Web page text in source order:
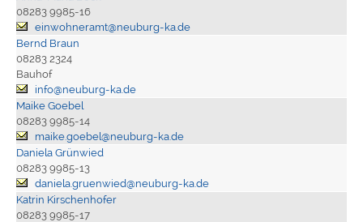
08283 9985-16
einwohneramt@neuburg-ka.de
Bernd Braun
08283 2324
Bauhof
info@neuburg-ka.de
Maike Goebel
08283 9985-14
maike.goebel@neuburg-ka.de
Daniela Grünwied
08283 9985-13
daniela.gruenwied@neuburg-ka.de
Katrin Kirschenhofer
08283 9985-17